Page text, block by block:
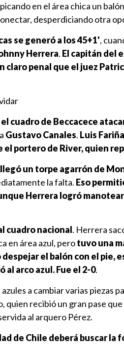
en el área chica un
desperdiciando otra
se generó a los 45+1',
Herrera. El capitán del
claro penal que el juez
cuadro de Beccacece
Gustavo Canales. Luis
el portero de River, quien
llegó un torpe agarrón de
la falta. Eso
Herrera logró
cuadro nacional. Herrera
en área azul, perotuvo una
el balón con el pie,
al arco azul. Fue el 2-0.
a cambiar varias piezas
quien recibió un gran pase
al arquero Pérez.
de Chile deberá buscar la